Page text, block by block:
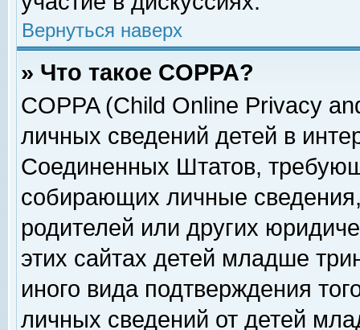
Вернуться наверх
» Что такое COPPA?
COPPA (Child Online Privacy
личных сведений детей в
Соединенных Штатов,
собирающих личные
родителей или других
этих сайтах детей младше
иного вида подтверждения
личных сведений от детей